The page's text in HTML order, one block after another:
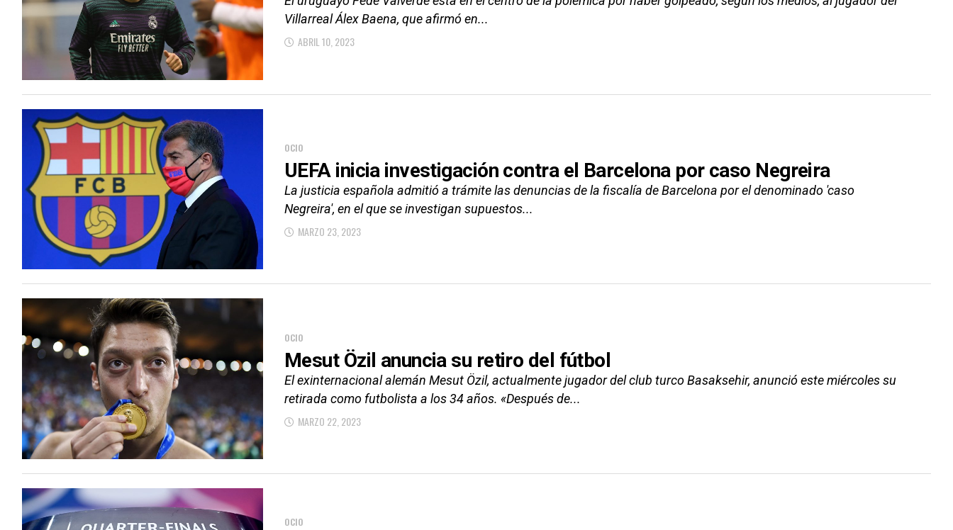
Villarreal Álex Baena, que afirmó en...
ABRIL 10, 2023
OCIO
UEFA inicia investigación contra el Barcelona por caso Negreira
La justicia española admitió a trámite las denuncias de la fiscalía de Barcelona por el denominado 'caso
Negreira', en el que se investigan supuestos...
MARZO 23, 2023
OCIO
Mesut Özil anuncia su retiro del fútbol
El exinternacional alemán Mesut Özil, actualmente jugador del club turco Basaksehir, anunció este miércoles su
retirada como futbolista a los 34 años. «Después de...
MARZO 22, 2023
OCIO